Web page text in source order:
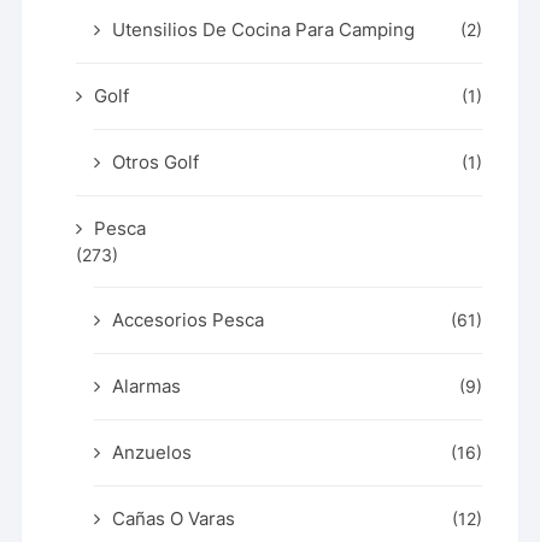
Utensilios De Cocina Para Camping (2)
Golf (1)
Otros Golf (1)
Pesca
(273)
Accesorios Pesca (61)
Alarmas (9)
Anzuelos (16)
Cañas O Varas (12)